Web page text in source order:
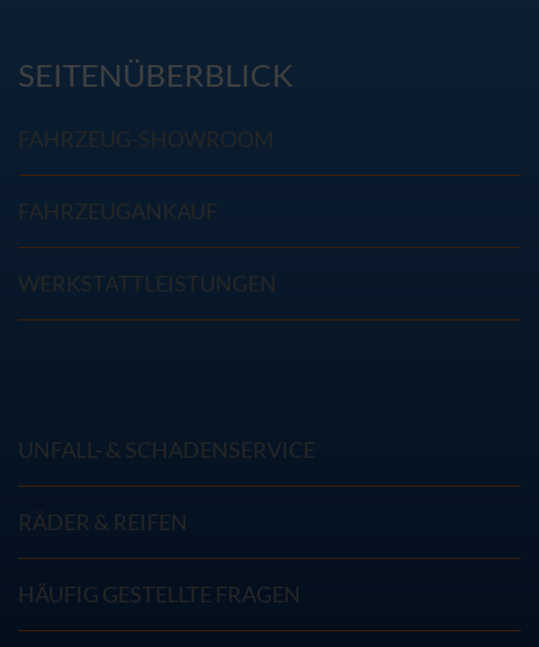
SEITENÜBERBLICK
FAHRZEUG-SHOWROOM
FAHRZEUGANKAUF
WERKSTATTLEISTUNGEN
UNFALL- & SCHADENSERVICE
RÄDER & REIFEN
HÄUFIG GESTELLTE FRAGEN